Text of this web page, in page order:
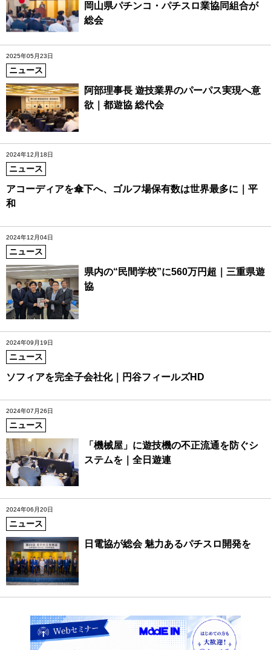
岡山県パチンコ・パチスロ業協同組合が
総会
2025年05月23日
ニュース
阿部理事長 遊技業界のパーパス実現へ意
欲｜都遊協 総代会
2024年12月18日
ニュース
アコーディアを傘下へ、ゴルフ場保有数は世界最多に｜平
和
2024年12月04日
ニュース
県内の“民間学校”に560万円超｜三重県遊
協
2024年09月19日
ニュース
ソフィアを完全子会社化｜円谷フィールズHD
2024年07月26日
ニュース
「機械屋」に遊技機の不正流通を防ぐシ
ステムを｜全日遊連
2024年06月20日
ニュース
日電協が総会 魅力あるパチスロ開発を